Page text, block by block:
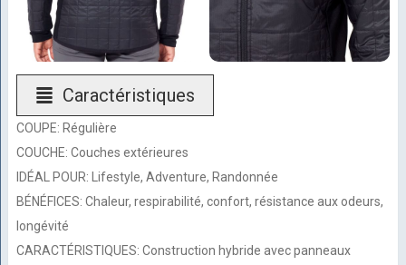
Caractéristiques
COUPE: Régulière
COUCHE: Couches extérieures
IDÉAL POUR: Lifestyle, Adventure, Randonnée
BÉNÉFICES: Chaleur, respirabilité, confort, résistance aux odeurs,
longévité
CARACTÉRISTIQUES: Construction hybride avec panneaux